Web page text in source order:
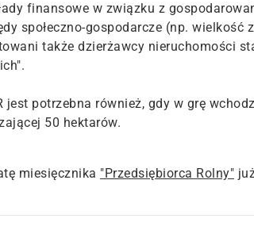
finansowe w związku z
społeczno-gospodarcze (np. wielkość
także dzierżawcy nieruchomości
potrzebna również, gdy w grę
50 hektarów.
miesięcznika "Przedsiębiorca Rolny"